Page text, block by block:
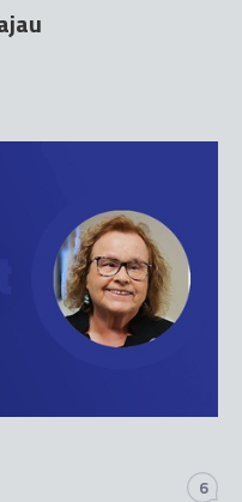
6